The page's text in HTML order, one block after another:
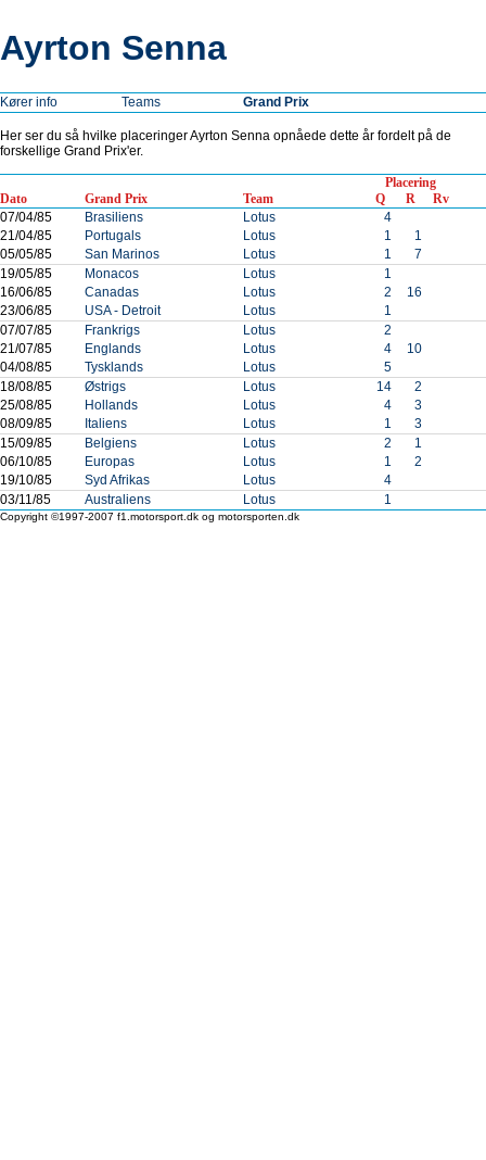
Ayrton Senna
Kører info Teams Grand Prix
Her ser du så hvilke placeringer Ayrton Senna opnåede dette år fordelt på de
forskellige Grand Prix'er.
Dato Grand Prix Team
Placering
Q
R
Rv
07/04/85
Brasiliens Lotus
4
21/04/85
Portugals Lotus 1
1
05/05/85
San Marinos Lotus 1
7
19/05/85
Monacos Lotus
1
16/06/85
Canadas Lotus 2
16
23/06/85
USA - Detroit Lotus
1
07/07/85
Frankrigs Lotus
2
21/07/85
Englands Lotus 4
10
04/08/85
Tysklands Lotus
5
18/08/85
Østrigs Lotus 14
2
25/08/85
Hollands Lotus 4
3
08/09/85
Italiens Lotus 1
3
15/09/85
Belgiens Lotus 2
1
06/10/85
Europas Lotus 1
2
19/10/85
Syd Afrikas Lotus
4
03/11/85
Australiens Lotus 1
Copyright ©1997-2007 f1.motorsport.dk og motorsporten.dk